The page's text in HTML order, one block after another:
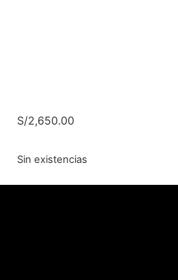
S/2,650.00
Sin existencias